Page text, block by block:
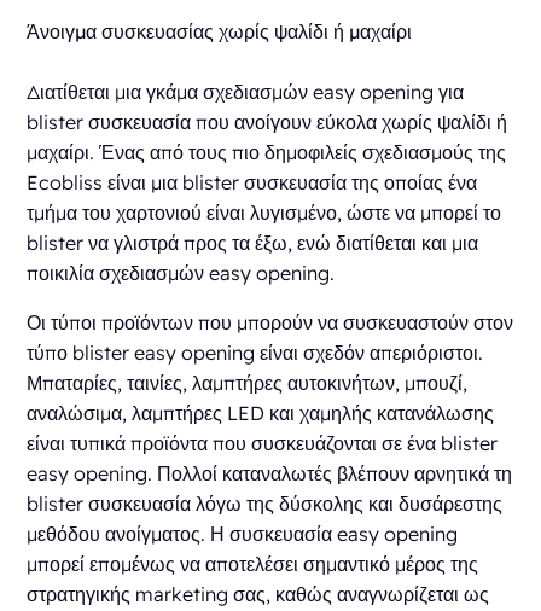
Άνοιγμα συσκευασίας χωρίς ψαλίδι ή μαχαίρι
Διατίθεται μια γκάμα σχεδιασμών easy opening για
blister συσκευασία που ανοίγουν εύκολα χωρίς ψαλίδι ή
μαχαίρι. Ένας από τους πιο δημοφιλείς σχεδιασμούς της
Ecobliss είναι μια blister συσκευασία της οποίας ένα
τμήμα του χαρτονιού είναι λυγισμένο, ώστε να μπορεί το
blister να γλιστρά προς τα έξω, ενώ διατίθεται και μια
ποικιλία σχεδιασμών easy opening.
Οι τύποι προϊόντων που μπορούν να συσκευαστούν στον
τύπο blister easy opening είναι σχεδόν απεριόριστοι.
Μπαταρίες, ταινίες, λαμπτήρες αυτοκινήτων, μπουζί,
αναλώσιμα, λαμπτήρες LED και χαμηλής κατανάλωσης
είναι τυπικά προϊόντα που συσκευάζονται σε ένα blister
easy opening. Πολλοί καταναλωτές βλέπουν αρνητικά τη
blister συσκευασία λόγω της δύσκολης και δυσάρεστης
μεθόδου ανοίγματος. Η συσκευασία easy opening
μπορεί επομένως να αποτελέσει σημαντικό μέρος της
στρατηγικής marketing σας, καθώς αναγνωρίζεται ως